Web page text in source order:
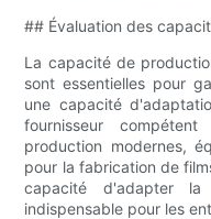
## Évaluation des
La capacité de
sont essentielles pour
une capacité
fournisseur
production modernes,
pour la fabrication de
capacité d'adapter
indispensable pour les